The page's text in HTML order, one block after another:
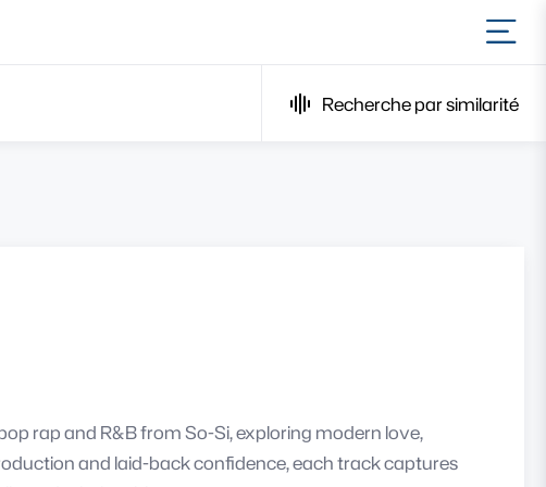
Recherche par similarité
rap and R&B from So-Si, exploring modern love,
and laid-back confidence, each track captures